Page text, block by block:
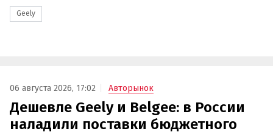
Geely
06 августа 2026, 17:02 Авторынок
Дешевле Geely и Belgee: в России
наладили поставки бюджетного